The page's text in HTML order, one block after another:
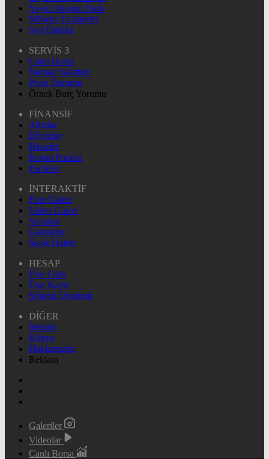
Yayın Akışları Dark
Nöbetçi Eczaneler
Son Dakika
SERVİS 3
Canlı Borsa
Namaz Vakitleri
Puan Durumu
Örnek Burç Yorumu
FİNANSİF
Altınlar
Dövizler
Hisseler
Kripto Paralar
Pariteler
İNTERAKTİF
Foto Galeri
Video Galeri
Yazarlar
Gazeteler
Sıcak Haber
HESAP
Üye Giriş
Üye Kayıt
Şifremi Unuttum
DİĞER
İletişim
Künye
Hakkımızda
Reklam
Galeriler
Videolar
Canlı Borsa